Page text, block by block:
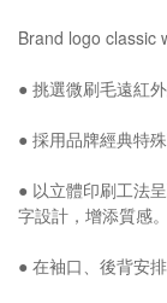
Brand logo classic
● 挑選微刷毛遠紅
● 採用品牌經典特
● 以立體印刷工法
字設計，增添質感。
● 在袖口、後背安